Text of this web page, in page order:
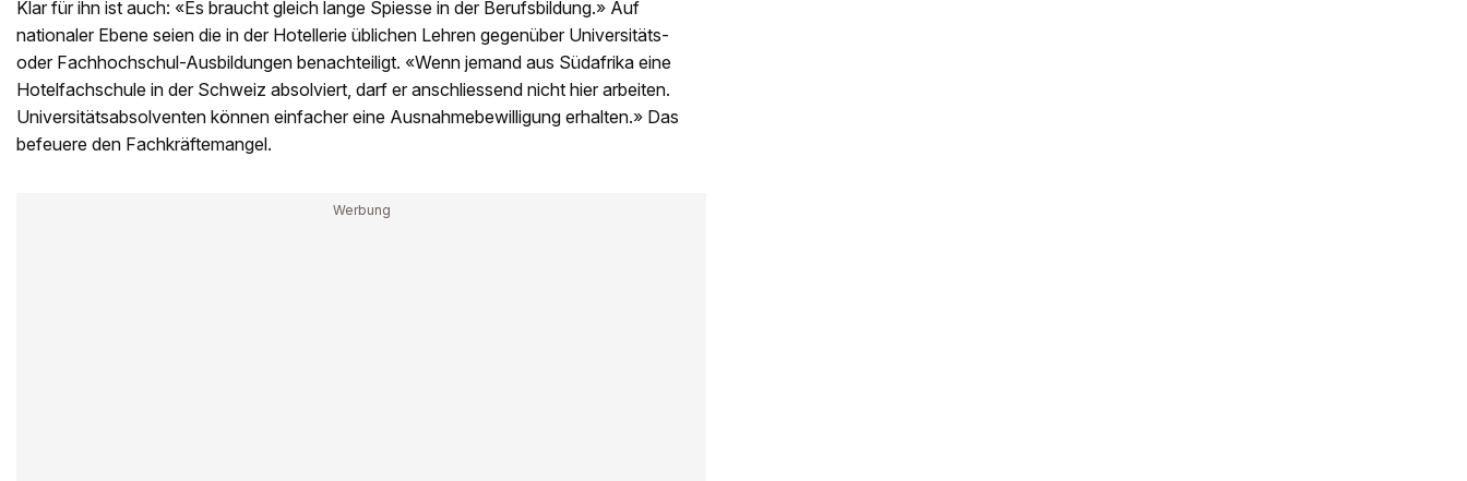
Klar für ihn ist auch: «Es braucht gleich lange Spiesse in der Berufsbildung.» Auf
nationaler Ebene seien die in der Hotellerie üblichen Lehren gegenüber Universitäts-
oder Fachhochschul-Ausbildungen benachteiligt. «Wenn jemand aus Südafrika eine
Hotelfachschule in der Schweiz absolviert, darf er anschliessend nicht hier arbeiten.
Universitätsabsolventen können einfacher eine Ausnahmebewilligung erhalten.» Das
befeuere den Fachkräftemangel.